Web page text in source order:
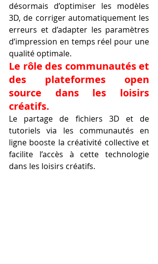
désormais d’optimiser les modèles
3D, de corriger automatiquement les
erreurs et d’adapter les paramètres
d’impression en temps réel pour une
qualité optimale.
Le rôle des communautés et
des plateformes open
source dans les loisirs
créatifs.
Le partage de fichiers 3D et de
tutoriels via les communautés en
ligne booste la créativité collective et
facilite l’accès à cette technologie
dans les loisirs créatifs.